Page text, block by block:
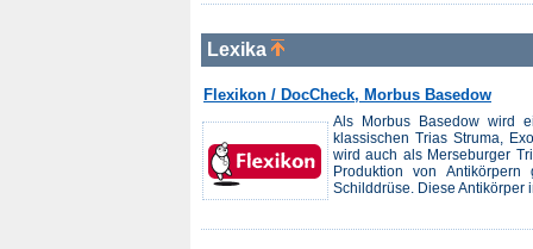
Lexika
Flexikon / DocCheck, Morbus Basedow
Als Morbus Basedow wird
klassischen Trias Struma,
wird auch als Merseburger
Produktion von
Schilddrüse. Diese Antikörper